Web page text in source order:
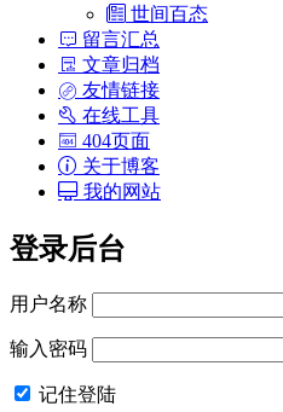
世间百态
留言汇总
文章归档
友情链接
在线工具
404页面
关于博客
我的网站
登录后台
用户名称
输入密码
记住登陆